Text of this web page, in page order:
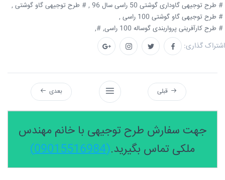
# طرح توجیهی گاوداری گوشتی 50 راسی سال 96 ,
# طرح توجیهی گاو گوشتی ,
# طرح توجیهی گاو گوشتی 100 راسی ,
# طرح کارآفرینی پرواربندی گوساله 100 راسی,
#,
اشتراک گذاری:
قبلی بعدی
جهت سفارش طرح توجیهی با خانم مهندس
ملکی تماس بگیرید.(09015516984)